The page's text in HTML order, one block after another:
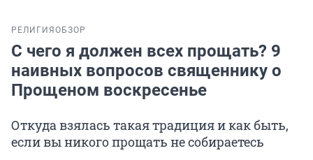
РЕЛИГИЯ ОБЗОР
С чего я должен всех прощать? 9
наивных вопросов священнику о
Прощеном воскресенье
Откуда взялась такая традиция и как быть,
если вы никого прощать не собираетесь